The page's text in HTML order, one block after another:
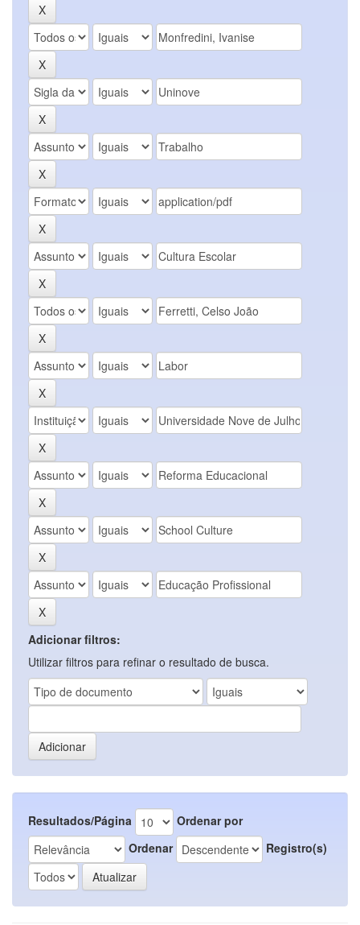
Adicionar filtros:
Utilizar filtros para refinar o resultado de busca.
Resultados/Página
Ordenar por
Ordenar
Registro(s)